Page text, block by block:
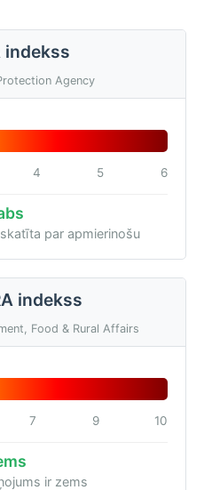
indekss
Agency
4 5 6
par apmierinošu
indekss
Food & Rural Affairs
7 9 10
ir zems